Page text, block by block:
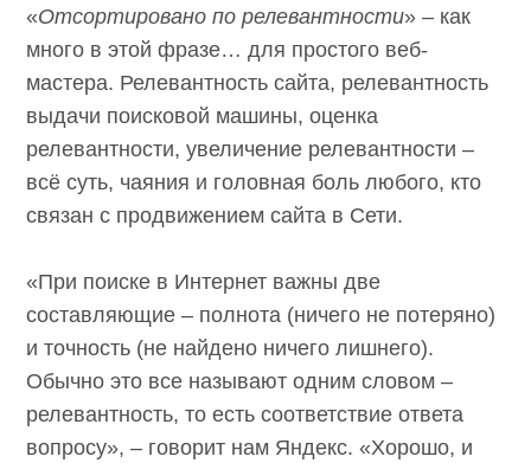
«Отсортировано по релевантности» – как
много в этой фразе… для простого веб-
мастера. Релевантность сайта, релевантность
выдачи поисковой машины, оценка
релевантности, увеличение релевантности –
всё суть, чаяния и головная боль любого, кто
связан с продвижением сайта в Сети.
«При поиске в Интернет важны две
составляющие – полнота (ничего не
потеряно) и точность (не найдено ничего
лишнего). Обычно это все называют одним
словом – релевантность, то есть
соответствие ответа вопросу», – говорит нам